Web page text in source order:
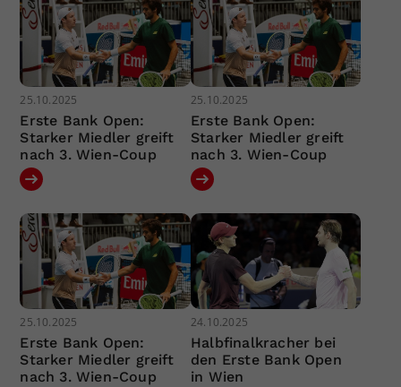
25.10.2025
Erste Bank Open:
Starker Miedler greift
nach 3. Wien-Coup
25.10.2025
Erste Bank Open:
Starker Miedler greift
nach 3. Wien-Coup
25.10.2025
Erste Bank Open:
Starker Miedler greift
nach 3. Wien-Coup
24.10.2025
Halbfinalkracher bei
den Erste Bank Open
in Wien